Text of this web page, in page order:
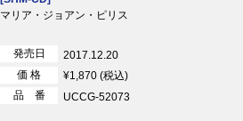
マリア・ジョアン・ピリス
発売日
2017.12.20
価 格
¥1,870 (税込)
品 番
UCCG-52073